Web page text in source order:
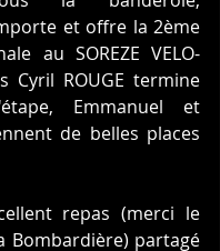
et offre la 2ème
au SOREZE VELO-
Cyril ROUGE termine
Emmanuel et
de belles places
repas (merci le
Bombardière) partagé